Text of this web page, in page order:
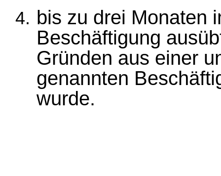
bis zu drei Monaten
Beschäftigung
Gründen aus einer
genannten
wurde.